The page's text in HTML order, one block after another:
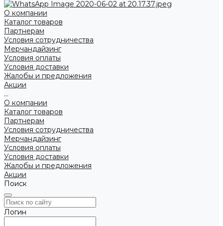
О компании
Каталог товаров
Партнерам
Условия сотрудничества
Мерчандайзинг
Условия оплаты
Условия доставки
Жалобы и предложения
Акции
...
О компании
Каталог товаров
Партнерам
Условия сотрудничества
Мерчандайзинг
Условия оплаты
Условия доставки
Жалобы и предложения
Акции
Поиск
Логин